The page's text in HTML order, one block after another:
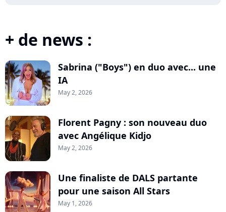
+ de news :
Sabrina ("Boys") en duo avec... une
IA
May 2, 2026
Florent Pagny : son nouveau duo
avec Angélique Kidjo
May 2, 2026
Une finaliste de DALS partante
pour une saison All Stars
May 1, 2026